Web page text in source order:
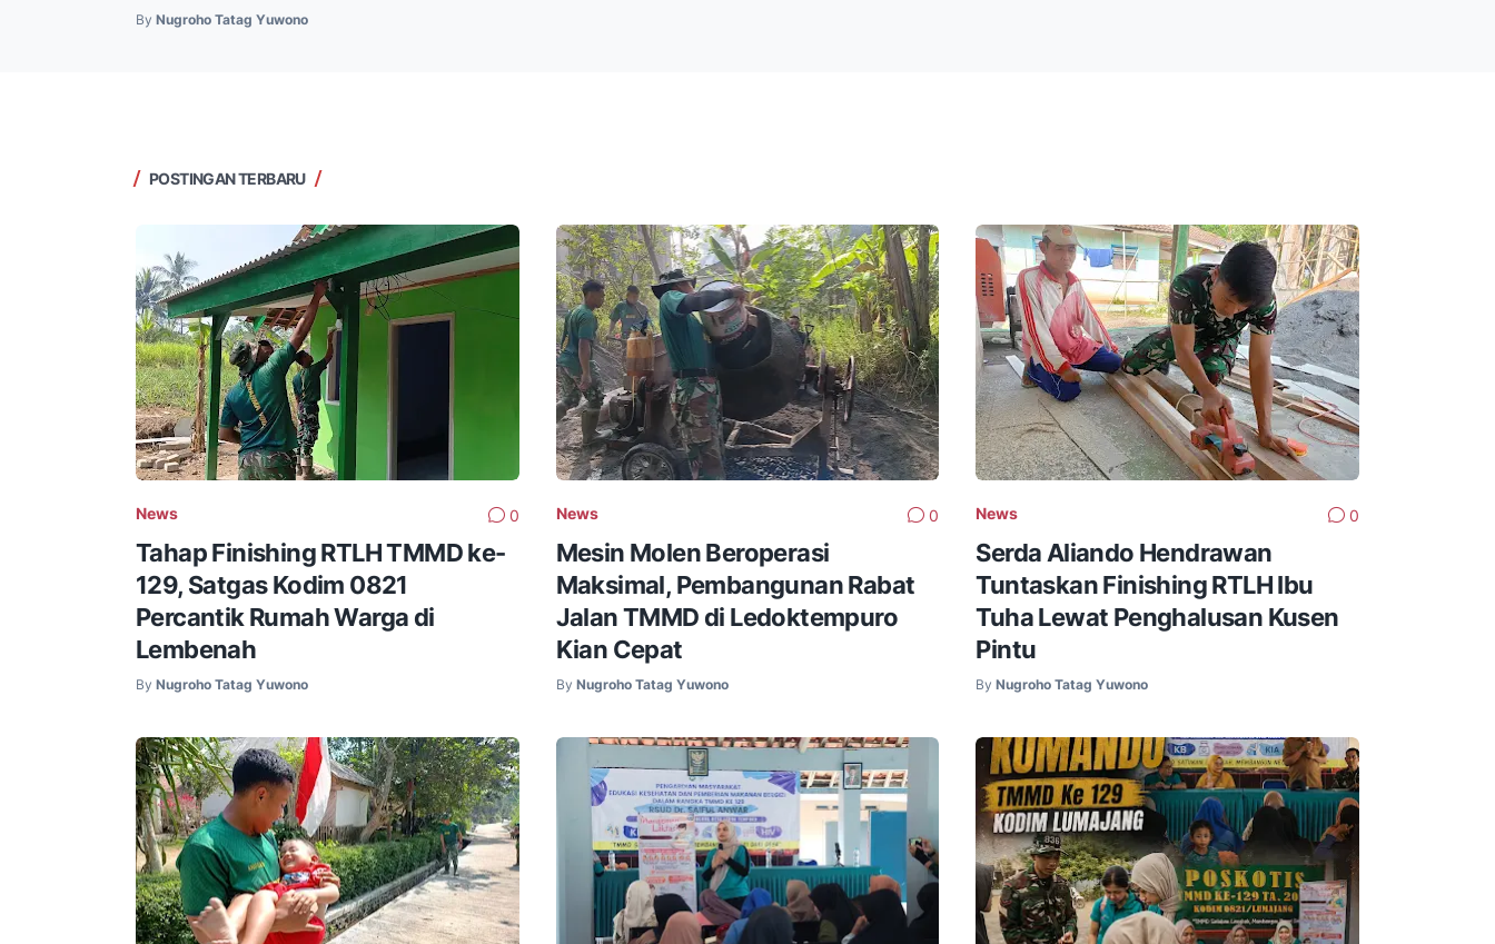
By Nugroho Tatag Yuwono
POSTINGAN TERBARU
News 0
Tahap Finishing RTLH TMMD ke-
129, Satgas Kodim 0821
Percantik Rumah Warga di
Lembenah
By Nugroho Tatag Yuwono
News 0
Mesin Molen Beroperasi
Maksimal, Pembangunan Rabat
Jalan TMMD di Ledoktempuro
Kian Cepat
By Nugroho Tatag Yuwono
News 0
Serda Aliando Hendrawan
Tuntaskan Finishing RTLH Ibu
Tuha Lewat Penghalusan Kusen
Pintu
By Nugroho Tatag Yuwono